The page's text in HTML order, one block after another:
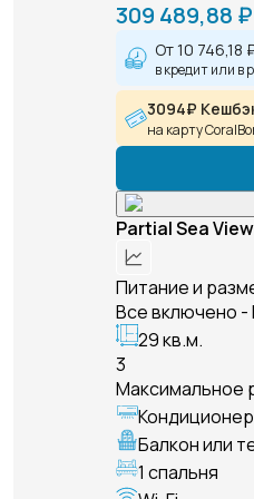
309 489,88 ₽
От10 746,18
в кредит или в
3094₽
на карту
Partial Sea
Питание и
Все включено -
29 кв.м.
3
Максимальное
Кондиционер
Балкон или
1 спальня